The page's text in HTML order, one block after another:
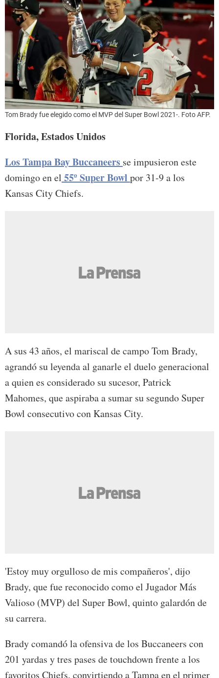
Tom Brady fue elegido como el MVP del Super Bowl 2021-. Foto AFP.
Florida, Estados Unidos
Los Tampa Bay Buccaneers se impusieron este
domingo en el 55º Super Bowl por 31-9 a los
Kansas City Chiefs.
A sus 43 años, el mariscal de campo Tom Brady,
agrandó su leyenda al ganarle el duelo generacional
a quien es considerado su sucesor, Patrick
Mahomes, que aspiraba a sumar su segundo Super
Bowl consecutivo con Kansas City.
'Estoy muy orgulloso de mis compañeros', dijo
Brady, que fue reconocido como el Jugador Más
Valioso (MVP) del Super Bowl, quinto galardón de
su carrera.
Brady comandó la ofensiva de los Buccaneers con
201 yardas y tres pases de touchdown frente a los
favoritos Chiefs, convirtiendo a Tampa en el primer